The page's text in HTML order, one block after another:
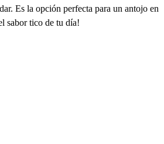
Es la opción perfecta para un antojo en
sabor tico de tu día!